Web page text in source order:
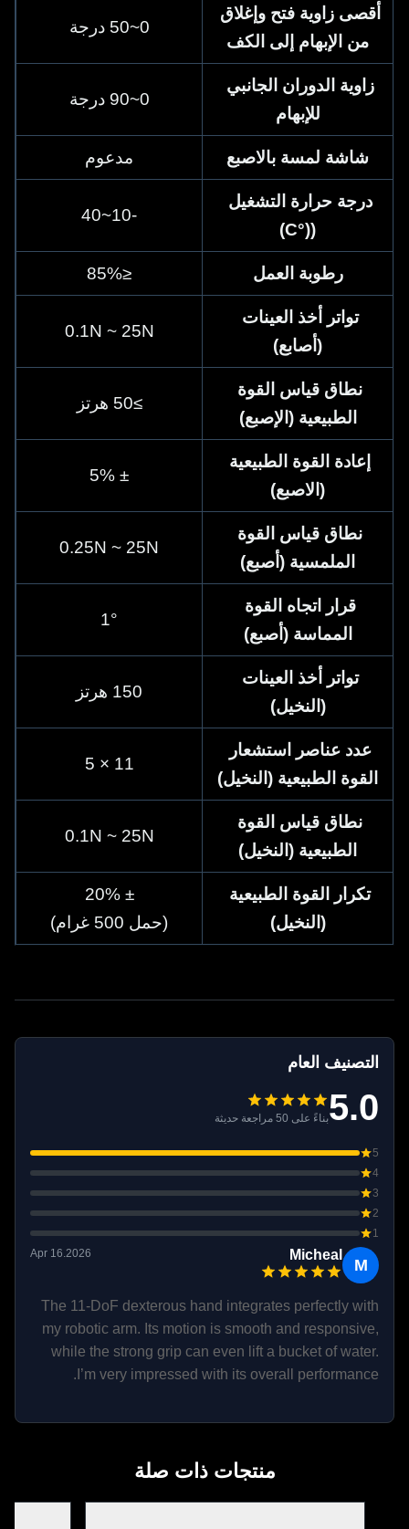
أقصى زاوية فتح وإغلاق
من الإبهام إلى الكف
زاوية الدوران الجانبي
للإبهام
شاشة لمسة بالاصبع مدعوم
درجة حرارة التشغيل
رطوبة العمل
تواتر أخذ العينات
(أصابع)
0.1N ~ 25N
نطاق قياس القوة
الطبيعية (الإصبع)
إعادة القوة الطبيعية
(الاصبع)
نطاق قياس القوة
الملمسية (أصبع)
0.25N ~ 25N
قرار اتجاه القوة
المماسة (أصبع)
تواتر أخذ العينات
(النخيل)
عدد عناصر استشعار
القوة الطبيعية (النخيل)
نطاق قياس القوة
الطبيعية (النخيل)
0.1N ~ 25N
تكرار القوة الطبيعية
(النخيل)
(حمل 500 غرام)
التصنيف العام
5.0 بناءً على 50 مراجعة حديثة
Micheal
Apr 16.2026
The 11-DoF dexterous hand integrates perfectly with
my robotic arm. Its motion is smooth and responsive,
while the strong grip can even lift a bucket of water.
I’m very impressed with its overall performance.
منتجات ذات صلة